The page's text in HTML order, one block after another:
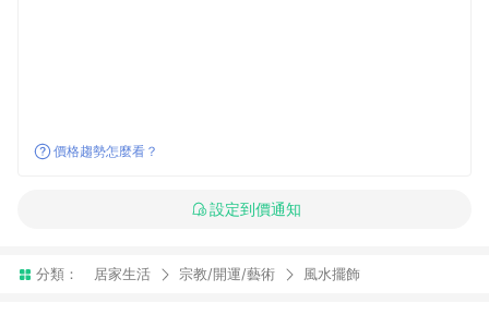
價格趨勢怎麼看？
設定到價通知
分類： 居家生活 宗教/開運/藝術 風水擺飾